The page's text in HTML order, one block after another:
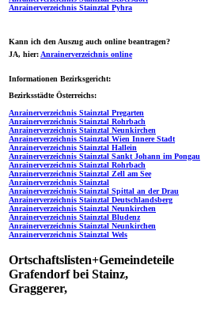
Anrainerverzeichnis Stainztal Pyhra
Kann ich den Auszug auch online beantragen?
JA, hier: Anrainerverzeichnis online
Informationen Bezirksgericht:
Bezirksstädte Österreichs:
Anrainerverzeichnis Stainztal Pregarten
Anrainerverzeichnis Stainztal Rohrbach
Anrainerverzeichnis Stainztal Neunkirchen
Anrainerverzeichnis Stainztal Wien Innere Stadt
Anrainerverzeichnis Stainztal Hallein
Anrainerverzeichnis Stainztal Sankt Johann im Pongau
Anrainerverzeichnis Stainztal Rohrbach
Anrainerverzeichnis Stainztal Zell am See
Anrainerverzeichnis Stainztal
Anrainerverzeichnis Stainztal Spittal an der Drau
Anrainerverzeichnis Stainztal Deutschlandsberg
Anrainerverzeichnis Stainztal Neunkirchen
Anrainerverzeichnis Stainztal Bludenz
Anrainerverzeichnis Stainztal Neunkirchen
Anrainerverzeichnis Stainztal Wels
Ortschaftslisten+Gemeindeteile
Grafendorf bei Stainz,
Graggerer,